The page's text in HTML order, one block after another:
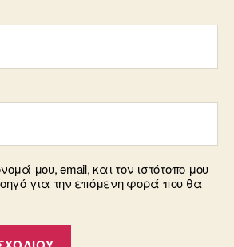
μου, email, και τον ιστότοπο μου
για την επόμενη φορά που θα